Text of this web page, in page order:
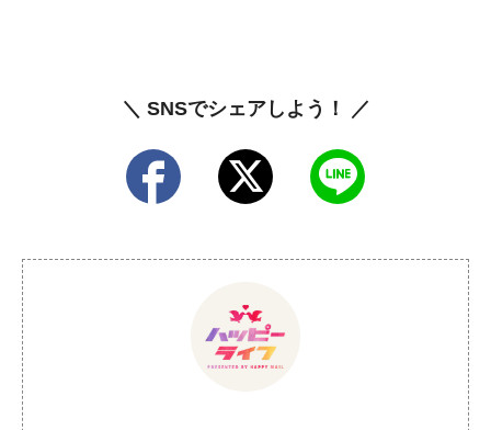
＼ SNSでシェアしよう！ ／